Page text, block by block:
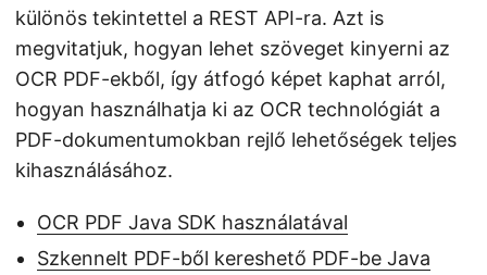
különös tekintettel a REST API-ra. Azt is
megvitatjuk, hogyan lehet szöveget kinyerni az
OCR PDF-ekből, így átfogó képet kaphat arról,
hogyan használhatja ki az OCR technológiát a
PDF-dokumentumokban rejlő lehetőségek teljes
kihasználásához.
OCR PDF Java SDK használatával
Szkennelt PDF-ből kereshető PDF-be Java